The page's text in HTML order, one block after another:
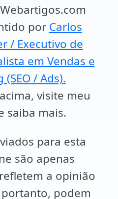
por Carlos
/ Executivo de
em Vendas e
/ Ads).
visite meu
saiba mais.
para esta
são apenas
a opinião
podem